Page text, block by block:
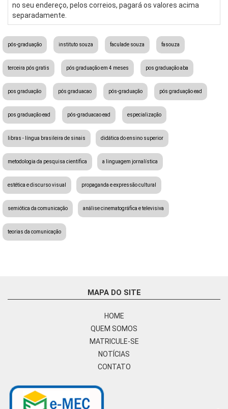
no seu endereço, pelos correios, pagará os valores acima
separadamente.
pós-graduação instituto souza faculade souza fasouza
terceira pós gratis pós graduação em 4 meses pos graduação aba
pos graduação pós graduacao pós-graduação pós graduação ead
pos graduação ead pós-graduacao ead especialização
libras - língua brasileira de sinais didática do ensino superior
metodologia da pesquisa científica a linguagem jornalística
estética e discurso visual propaganda e expressão cultural
semiótica da comunicação análise cinematográfica e televisiva
teorias da comunicação
MAPA DO SITE
HOME
QUEM SOMOS
MATRICULE-SE
NOTÍCIAS
CONTATO